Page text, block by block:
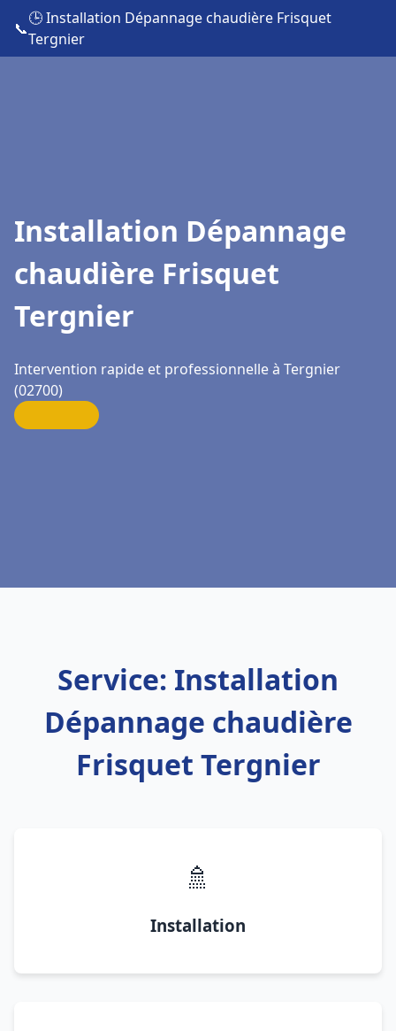
📞
🕒 Installation Dépannage chaudière Frisquet
Tergnier
Installation Dépannage
chaudière Frisquet
Tergnier
Intervention rapide et professionnelle à Tergnier
(02700)
Service: Installation
Dépannage chaudière
Frisquet Tergnier
🚿
Installation